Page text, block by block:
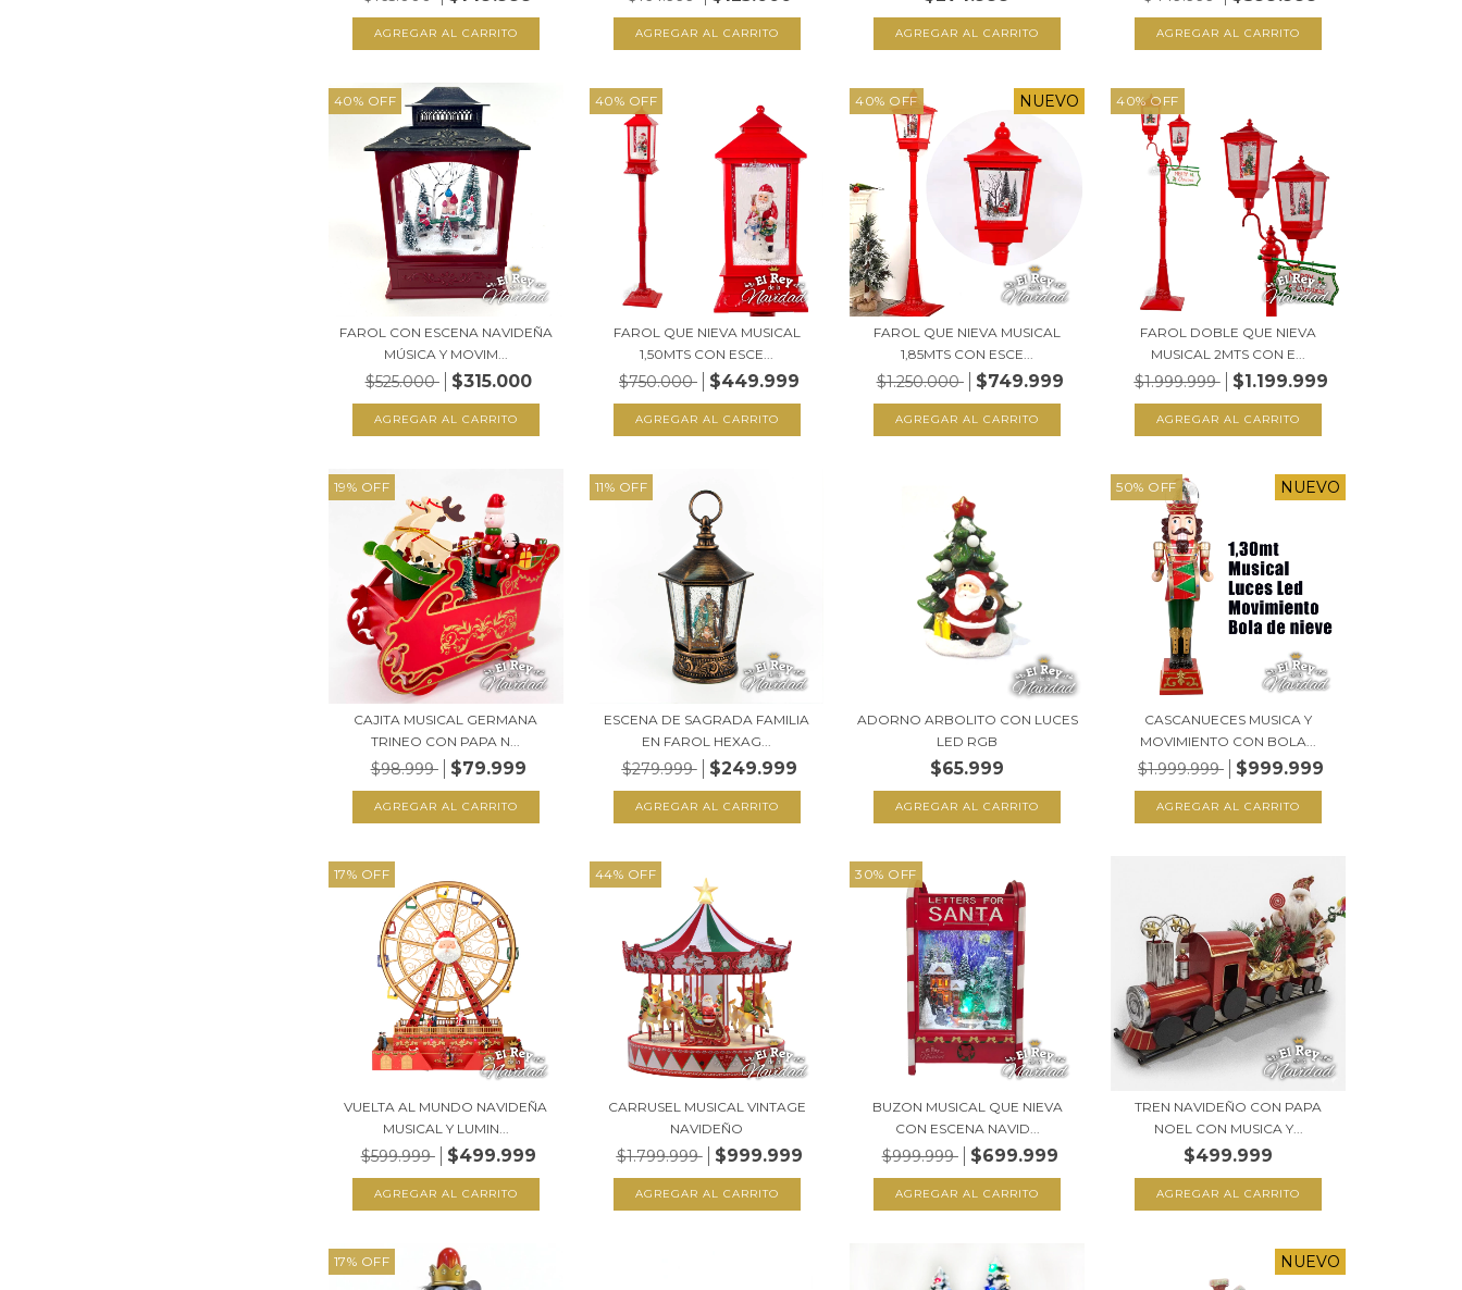
40% OFF
FAROL CON ESCENA NAVIDEÑA
MÚSICA Y MOVIM...
$525.000 $315.000
40% OFF
FAROL QUE NIEVA MUSICAL
1,50MTS CON ESCE...
$750.000 $449.999
40% OFF NUEVO
FAROL QUE NIEVA MUSICAL
1,85MTS CON ESCE...
$1.250.000 $749.999
40%OFF
FAROL DOBLE QUE NIEVA
MUSICAL 2MTS CON E...
$1.999.999 $1.199.999
19% OFF
CAJITA MUSICAL GERMANA
TRINEO CON PAPA N...
$98.999 $79.999
11% OFF
ESCENA DE SAGRADA FAMILIA
EN FAROL HEXAG...
$279.999 $249.999
ADORNO ARBOLITO CON LUCES
LED RGB
$65.999
50% OFF NUEVO
CASCANUECES MUSICA Y
MOVIMIENTO CON BOLA...
$1.999.999 $999.999
17% OFF
VUELTA AL MUNDO NAVIDEÑA
MUSICAL Y LUMIN...
$599.999 $499.999
44% OFF
CARRUSEL MUSICAL VINTAGE
NAVIDEÑO
$1.799.999 $999.999
30% OFF
BUZON MUSICAL QUE NIEVA
CON ESCENA NAVID...
$999.999 $699.999
TREN NAVIDEÑO CON PAPA
NOEL CON MUSICA Y...
$499.999
17% OFF NUEVO